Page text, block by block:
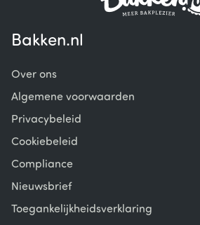
Bakken.nl
Over ons
Algemene voorwaarden
Privacybeleid
Cookiebeleid
Compliance
Nieuwsbrief
Toegankelijkheidsverklaring